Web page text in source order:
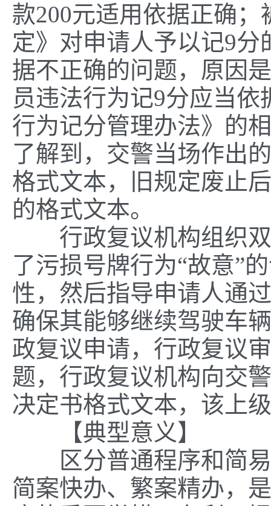
款200元适用依据正确
定》对申请人予以记9
据不正确的问题，原因
员违法行为记9分应当
行为记分管理办法》的
了解到，交警当场作出
格式文本，旧规定废止
的格式文本。
行政复议机构组织双
了污损号牌行为“故意”
性，然后指导申请人通
确保其能够继续驾驶车
政复议申请，行政复议
题，行政复议机构向交
决定书格式文本，该上
【典型意义】
区分普通程序和简易
简案快办、繁案精办，